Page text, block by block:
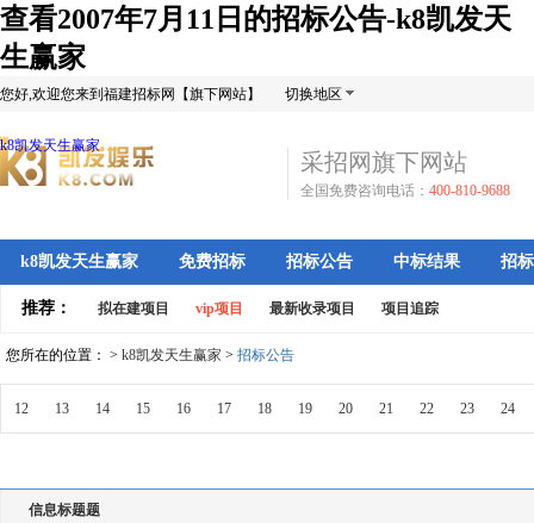
查看2007年7月11日的招标公告-k8凯发天
生赢家
您好,欢迎您来到福建招标网【旗下网站】 切换地区
k8凯发天生赢家
采招网旗下网站
全国免费咨询电话： 400-810-9688
k8凯发天生赢家 免费招标 招标公告 中标结果 招
推荐： 拟在建项目 vip项目 最新收录项目 项目追踪
您所在的位置： > k8凯发天生赢家 > 招标公告
12 13 14 15 16 17 18 19 20 21 22 23 24
信息标题题